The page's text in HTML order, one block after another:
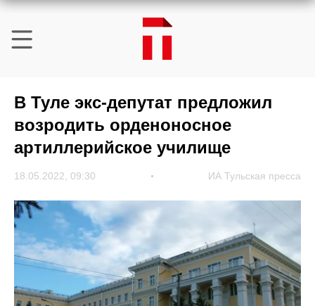
В Туле экс-депутат предложил
возродить орденоносное
артиллерийское училище
18.05.2022, 09:30 ИА Тульская пресса